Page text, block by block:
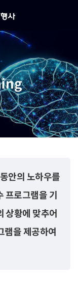
안의 노하우를
프로그램을 기
상황에 맞추어
램을 제공하여